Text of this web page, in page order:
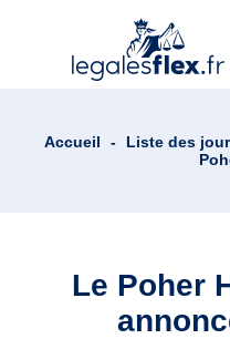
Accueil - Liste des
Le Poher